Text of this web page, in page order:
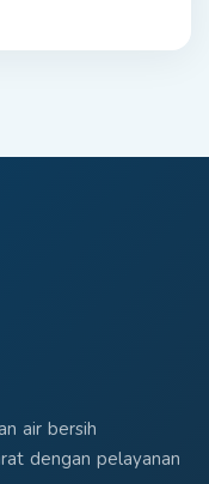
air bersih
dengan pelayanan